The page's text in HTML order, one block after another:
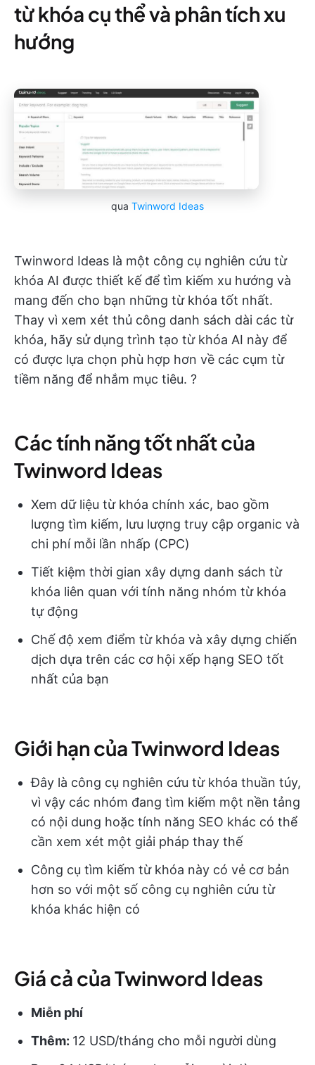
từ khóa cụ thể và phân tích xu
hướng
qua Twinword Ideas
Twinword Ideas là một công cụ nghiên cứu từ
khóa AI được thiết kế để tìm kiếm xu hướng và
mang đến cho bạn những từ khóa tốt nhất.
Thay vì xem xét thủ công danh sách dài các từ
khóa, hãy sử dụng trình tạo từ khóa AI này để
có được lựa chọn phù hợp hơn về các cụm từ
tiềm năng để nhắm mục tiêu. ?
Các tính năng tốt nhất của
Twinword Ideas
Xem dữ liệu từ khóa chính xác, bao gồm
lượng tìm kiếm, lưu lượng truy cập organic và
chi phí mỗi lần nhấp (CPC)
Tiết kiệm thời gian xây dựng danh sách từ
khóa liên quan với tính năng nhóm từ khóa
tự động
Chế độ xem điểm từ khóa và xây dựng chiến
dịch dựa trên các cơ hội xếp hạng SEO tốt
nhất của bạn
Giới hạn của Twinword Ideas
Đây là công cụ nghiên cứu từ khóa thuần túy,
vì vậy các nhóm đang tìm kiếm một nền tảng
có nội dung hoặc tính năng SEO khác có thể
cần xem xét một giải pháp thay thế
Công cụ tìm kiếm từ khóa này có vẻ cơ bản
hơn so với một số công cụ nghiên cứu từ
khóa khác hiện có
Giá cả của Twinword Ideas
Miễn phí
Thêm: 12 USD/tháng cho mỗi người dùng